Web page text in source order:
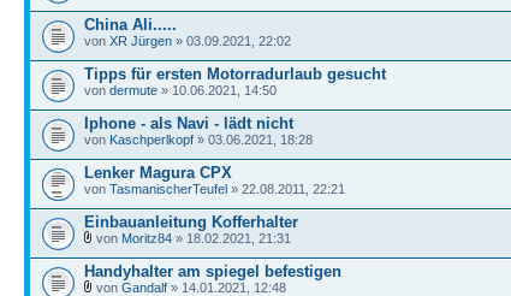
China Ali.....
von XR Jürgen » 03.09.2021, 22:02
Tipps für ersten Motorradurlaub gesucht
von dermute » 10.06.2021, 14:50
Iphone - als Navi - lädt nicht
von Kaschperlkopf » 03.06.2021, 18:28
Lenker Magura CPX
von TasmanischerTeufel » 22.08.2011, 22:21
Einbauanleitung Kofferhalter
von Moritz84 » 18.02.2021, 21:31
Handyhalter am spiegel befestigen
von Gandalf » 14.01.2021, 12:48